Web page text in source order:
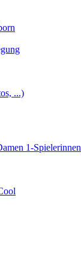
...)
1-Spielerinnen